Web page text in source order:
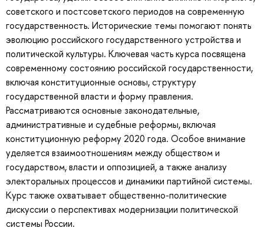
советского и постсоветского периодов на современную
государственность. Исторические темы помогают понять
эволюцию российского государственного устройства и
политической культуры. Ключевая часть курса посвящена
современному состоянию российской государственности,
включая конституционные основы, структуру
государственной власти и форму правления.
Рассматриваются основные законодательные,
административные и судебные реформы, включая
конституционную реформу 2020 года. Особое внимание
уделяется взаимоотношениям между обществом и
государством, власти и оппозицией, а также анализу
электоральных процессов и динамики партийной системы.
Курс также охватывает общественно-политические
дискуссии о перспективах модернизации политической
системы России.